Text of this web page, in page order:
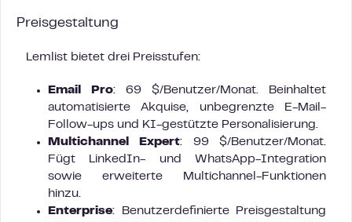
Preisgestaltung
Lemlist bietet drei Preisstufen:
Email Pro: 69 $/Benutzer/Monat. Beinhaltet
automatisierte Akquise, unbegrenzte E-Mail-
Follow-ups und KI-gestützte Personalisierung.
Multichannel Expert: 99 $/Benutzer/Monat.
Fügt LinkedIn- und WhatsApp-Integration
sowie erweiterte Multichannel-Funktionen
hinzu.
Enterprise: Benutzerdefinierte Preisgestaltung